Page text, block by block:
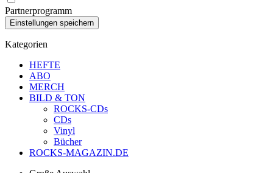
Partnerprogramm
Kategorien
HEFTE
ABO
MERCH
BILD & TON
ROCKS-CDs
CDs
Vinyl
Bücher
ROCKS-MAGAZIN.DE